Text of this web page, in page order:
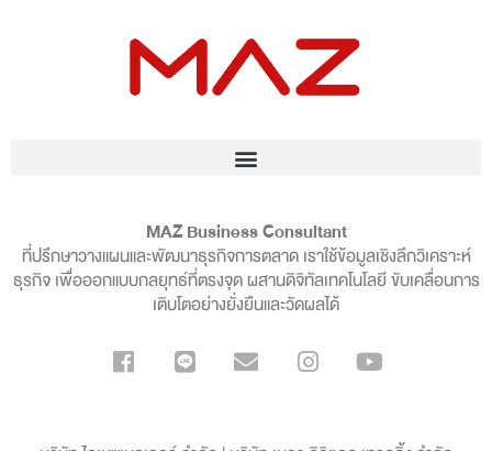
MAZ Business Consultant
ที่ปรึกษาวางแผนและพัฒนาธุรกิจการตลาด เราใช้ข้อมูลเชิงลึกวิเคราะห์
ธุรกิจ เพื่อออกแบบกลยุทธ์ที่ตรงจุด ผสานดิจิทัลเทคโนโลยี ขับเคลื่อนการ
เติบโตอย่างยั่งยืนและวัดผลได้